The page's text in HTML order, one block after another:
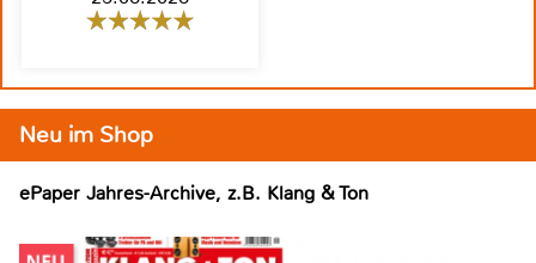
Neu im Shop
ePaper Jahres-Archive, z.B. Klang & Ton